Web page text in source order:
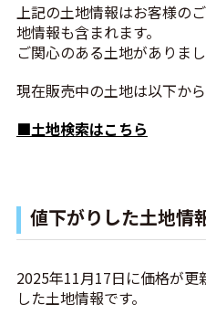
上記の土地情報はお客様の
地情報も含まれます。
ご関心のある土地がありま
現在販売中の土地は以下から
■土地検索はこちら
値下がりした土地情
2025年11月17日に価格が更
した土地情報です。